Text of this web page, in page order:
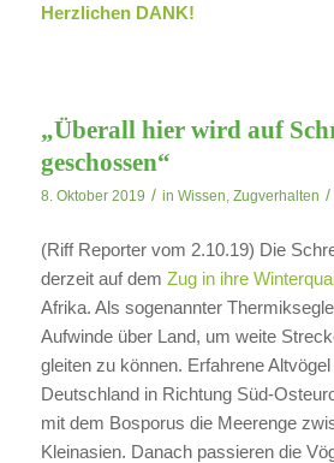
Herzlichen DANK!
„Überall hier wird auf
geschossen“
8. Oktober 2019 / in Wissen, Zugverhalten /
(Riff Reporter vom 2.10.19) Die
derzeit auf dem Zug in ihre
Afrika. Als sogenannter
Aufwinde über Land, um weite
gleiten zu können. Erfahrene
Deutschland in Richtung Süd-
mit dem Bosporus die Meerenge
Kleinasien. Danach passieren die